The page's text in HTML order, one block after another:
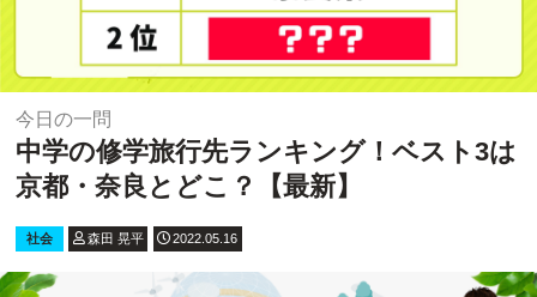
今日の一問
中学の修学旅行先ランキング！ベスト3は
京都・奈良とどこ？【最新】
社会 森田 晃平 2022.05.16